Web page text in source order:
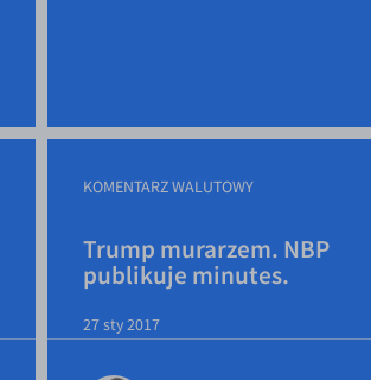
KOMENTARZ WALUTOWY
Trump murarzem. NBP
publikuje minutes.
27 sty 2017